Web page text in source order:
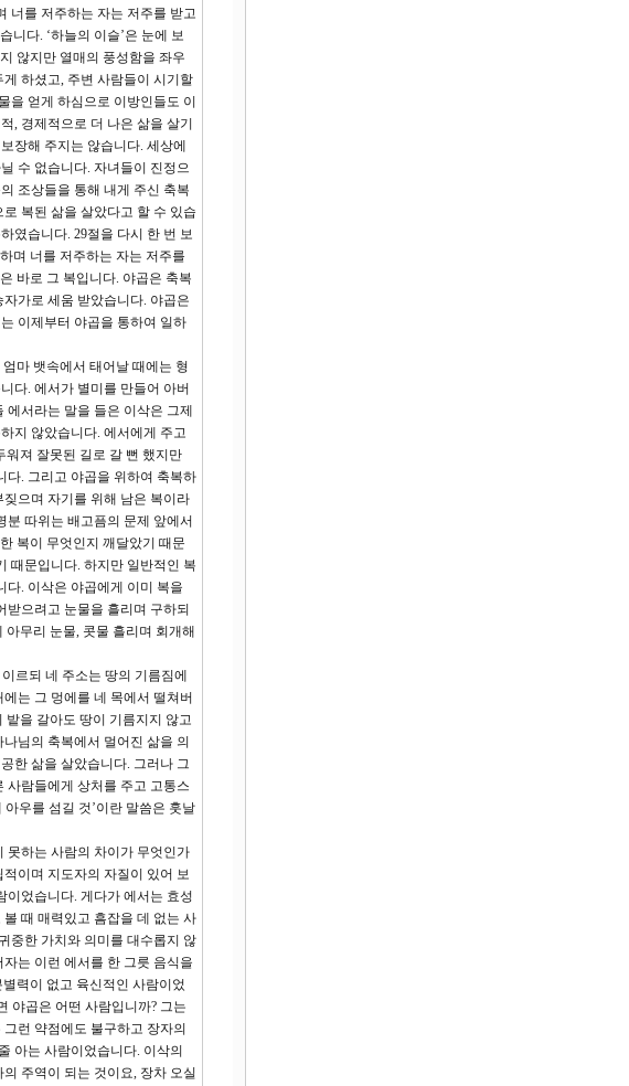
너를 저주하는 자는 저주를 받고
니다. ‘하늘의 이슬’은 눈에 보
않지만 열매의 풍성함을 좌우
하셨고, 주변 사람들이 시기할
을 얻게 하심으로 이방인들도 이
, 경제적으로 더 나은 삶을 살기
장해 주지는 않습니다. 세상에
수 없습니다. 자녀들이 진정으
조상들을 통해 내게 주신 축복
복된 삶을 살았다고 할 수 있습
였습니다. 29절을 다시 한 번 보
며 너를 저주하는 자는 저주를
바로 그 복입니다. 야곱은 축복
가로 세움 받았습니다. 야곱은
이제부터 야곱을 통하여 일하
마 뱃속에서 태어날 때에는 형
다. 에서가 별미를 만들어 아버
서라는 말을 들은 이삭은 그제
지 않았습니다. 에서에게 주고
워져 잘못된 길로 갈 뻔 했지만
다. 그리고 야곱을 위하여 축복하
으며 자기를 위해 남은 복이라
따위는 배고픔의 문제 앞에서
복이 무엇인지 깨달았기 때문
때문입니다. 하지만 일반적인 복
다. 이삭은 야곱에게 이미 복을
으려고 눈물을 흘리며 구하되
무리 눈물, 콧물 흘리며 회개해
르되 네 주소는 땅의 기름짐에
는 그 멍에를 네 목에서 떨쳐버
밭을 갈아도 땅이 기름지지 않고
님의 축복에서 멀어진 삶을 의
한 삶을 살았습니다. 그러나 그
사람들에게 상처를 주고 고통스
우를 섬길 것’이란 말씀은 훗날
못하는 사람의 차이가 무엇인가
이며 지도자의 자질이 있어 보
이었습니다. 게다가 에서는 효성
때 매력있고 흠잡을 데 없는 사
중한 가치와 의미를 대수롭지 않
는 이런 에서를 한 그릇 음식을
력이 없고 육신적인 사람이었
야곱은 어떤 사람입니까? 그는
런 약점에도 불구하고 장자의
아는 사람이었습니다. 이삭의
주역이 되는 것이요, 장차 오실